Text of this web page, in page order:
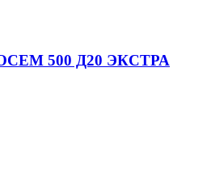
500 Д20 ЭКСТРА